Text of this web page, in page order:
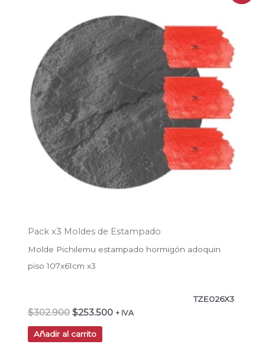
Pack x3 Moldes de Estampado
Molde Pichilemu estampado hormigón adoquin
piso 107x61cm x3
TZE026X3
$302.900
era:
$302.900.
$253.500
es:
$253.500.
+ IVA
Añadir al carrito